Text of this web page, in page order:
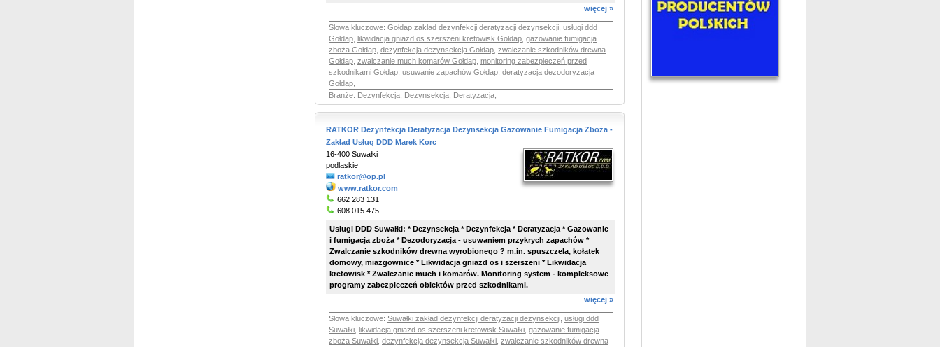
więcej »
Słowa kluczowe: Gołdap zakład dezynfekcji deratyzacji dezynsekcji usługi ddd
Gołdap likwidacja gniazd os szerszeni kretowisk Gołdap gazowanie fumigacja
zboża Gołdap dezynfekcja dezynsekcja Gołdap zwalczanie szkodników drewna
Gołdap zwalczanie much komarów Gołdap monitoring zabezpieczeń przed
szkodnikami Gołdap usuwanie zapachów Gołdap deratyzacja dezodoryzacja
Gołdap
Branże: Dezynfekcja, Dezynsekcja, Deratyzacja
RATKOR Dezynfekcja Deratyzacja Dezynsekcja Gazowanie Fumigacja Zboża -
Zakład Usług DDD Marek Korc
16-400 Suwałki
podlaskie
ratkor@op.pl
www.ratkor.com
662 283 131
608 015 475
Usługi DDD Suwałki: * Dezynsekcja * Dezynfekcja * Deratyzacja * Gazowanie
i fumigacja zboża * Dezodoryzacja - usuwaniem przykrych zapachów *
Zwalczanie szkodników drewna wyrobionego ? m.in. spuszczela, kołatek
domowy, miazgownice * Likwidacja gniazd os i szerszeni * Likwidacja
kretowisk * Zwalczanie much i komarów. Monitoring system - kompleksowe
programy zabezpieczeń obiektów przed szkodnikami.
więcej »
Słowa kluczowe: Suwałki zakład dezynfekcji deratyzacji dezynsekcji usługi ddd
Suwałki likwidacja gniazd os szerszeni kretowisk Suwałki gazowanie fumigacja
zboża Suwałki dezynfekcja dezynsekcja Suwałki zwalczanie szkodników drewna